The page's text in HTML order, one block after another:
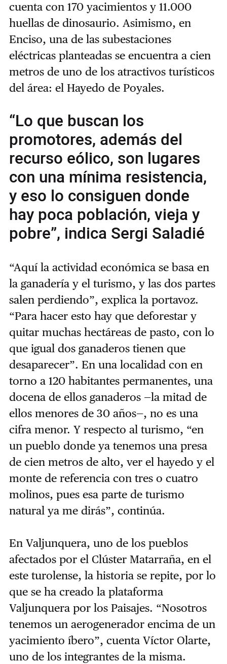
cuenta con 170 yacimientos y 11.000
huellas de dinosaurio. Asimismo, en
Enciso, una de las subestaciones
eléctricas planteadas se encuentra a cien
metros de uno de los atractivos turísticos
del área: el Hayedo de Poyales.
“Lo que buscan los
promotores, además del
recurso eólico, son lugares
con una mínima resistencia,
y eso lo consiguen donde
hay poca población, vieja y
pobre”, indica Sergi Saladié
“Aquí la actividad económica se basa en
la ganadería y el turismo, y las dos partes
salen perdiendo”, explica la portavoz.
“Para hacer esto hay que deforestar y
quitar muchas hectáreas de pasto, con lo
que igual dos ganaderos tienen que
desaparecer”. En una localidad con en
torno a 120 habitantes permanentes, una
docena de ellos ganaderos —la mitad de
ellos menores de 30 años—, no es una
cifra menor. Y respecto al turismo, “en
un pueblo donde ya tenemos una presa
de cien metros de alto, ver el hayedo y el
monte de referencia con tres o cuatro
molinos, pues esa parte de turismo
natural ya me dirás”, continúa.
En Valjunquera, uno de los pueblos
afectados por el Clúster Matarraña, en el
este turolense, la historia se repite, por lo
que se ha creado la plataforma
Valjunquera por los Paisajes. “Nosotros
tenemos un aerogenerador encima de un
yacimiento íbero”, cuenta Víctor Olarte,
uno de los integrantes de la misma.